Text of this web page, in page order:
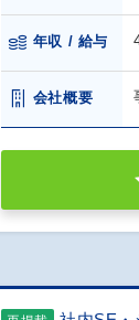
年収 / 給与
会社概要